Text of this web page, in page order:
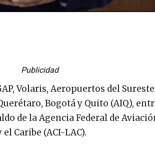
Publicidad
Volaris, Aeropuertos del Sureste
Bogotá y Quito (AIQ),
de la Agencia Federal de
Caribe (ACI-LAC).